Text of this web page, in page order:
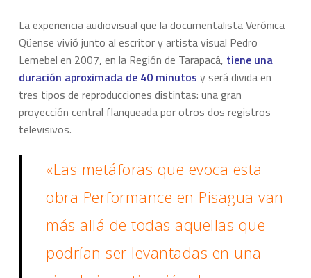
La experiencia audiovisual que la documentalista Verónica
Qüense vivió junto al escritor y artista visual Pedro
Lemebel en 2007, en la Región de Tarapacá, tiene una
duración aproximada de 40 minutos y será divida en
tres tipos de reproducciones distintas: una gran
proyección central flanqueada por otros dos registros
televisivos.
«Las metáforas que evoca esta
obra Performance en Pisagua van
más allá de todas aquellas que
podrían ser levantadas en una